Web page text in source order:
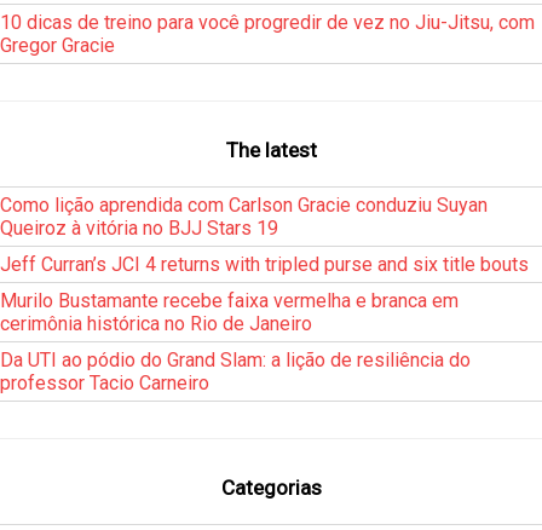
10 dicas de treino para você progredir de vez no Jiu-Jitsu, com
Gregor Gracie
The latest
Como lição aprendida com Carlson Gracie conduziu Suyan
Queiroz à vitória no BJJ Stars 19
Jeff Curran’s JCI 4 returns with tripled purse and six title bouts
Murilo Bustamante recebe faixa vermelha e branca em
cerimônia histórica no Rio de Janeiro
Da UTI ao pódio do Grand Slam: a lição de resiliência do
professor Tacio Carneiro
Categorias